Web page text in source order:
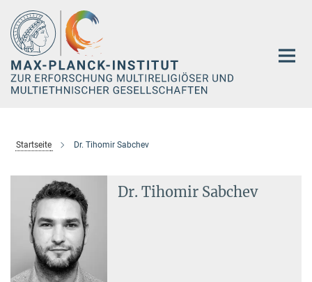
Hauptinhalt
Startseite Dr. Tihomir Sabchev
Dr. Tihomir Sabchev